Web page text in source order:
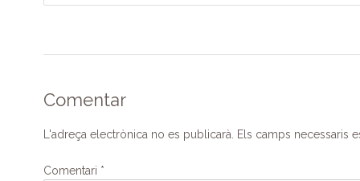
Comentar
L'adreça electrònica no es publicarà. Els camps necessaris
Comentari *